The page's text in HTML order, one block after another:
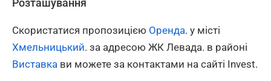
Скористатися пропозицією Оренда. у місті
Хмельницький. за адресою ЖК Левада. в районі
Виставка ви можете за контактами на сайті Invest.